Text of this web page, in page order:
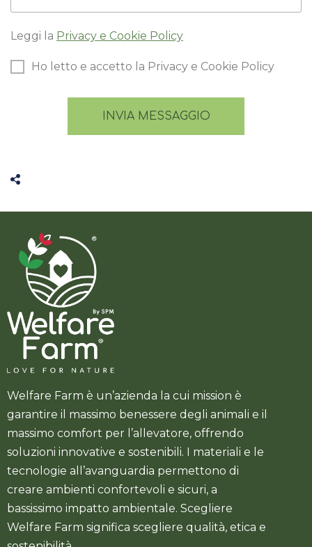
Leggi la Privacy e Cookie Policy
Ho letto e accetto la Privacy e Cookie Policy
INVIA MESSAGGIO
Welfare Farm è un’azienda la cui mission è
garantire il massimo benessere degli animali e il
massimo comfort per l’allevatore, offrendo
soluzioni innovative e sostenibili. I materiali e le
tecnologie all’avanguardia permettono di
creare ambienti confortevoli e sicuri, a
bassissimo impatto ambientale. Scegliere
Welfare Farm significa scegliere qualità, etica e